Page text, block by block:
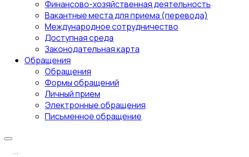
Финансово-хозяйственная деятельность
Вакантные места для приема (перевода)
Международное сотрудничество
Доступная среда
Законодательная карта
Обращения
Обращения
Формы обращений
Личный прием
Электронные обращения
Письменное обращение
...